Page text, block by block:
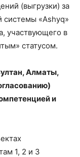
(выгрузки) за
«Ashyq»
участвующего в
статусом.
Алматы,
)
и
1, 2 и 3